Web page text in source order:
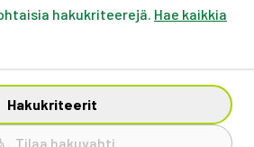
hakukriteerejä. Hae kaikkia
Hakukriteerit
Tilaa hakuvahti